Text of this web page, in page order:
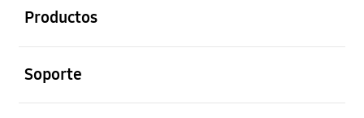
Productos
Soporte